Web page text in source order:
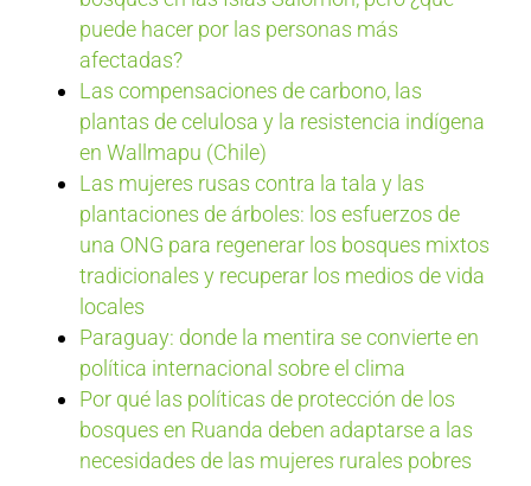
puede hacer por las personas más
afectadas?
Las compensaciones de carbono, las
plantas de celulosa y la resistencia indígena
en Wallmapu (Chile)
Las mujeres rusas contra la tala y las
plantaciones de árboles: los esfuerzos de
una ONG para regenerar los bosques mixtos
tradicionales y recuperar los medios de vida
locales
Paraguay: donde la mentira se convierte en
política internacional sobre el clima
Por qué las políticas de protección de los
bosques en Ruanda deben adaptarse a las
necesidades de las mujeres rurales pobres